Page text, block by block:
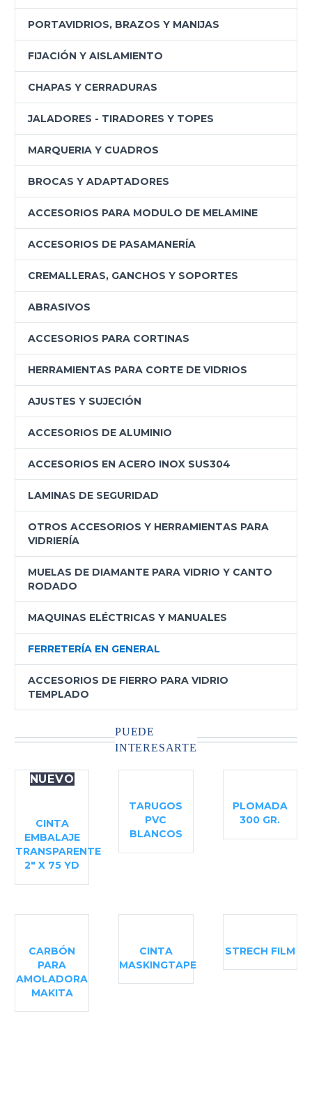
PORTAVIDRIOS, BRAZOS Y MANIJAS
FIJACIÓN Y AISLAMIENTO
CHAPAS Y CERRADURAS
JALADORES - TIRADORES Y TOPES
MARQUERIA Y CUADROS
BROCAS Y ADAPTADORES
ACCESORIOS PARA MODULO DE MELAMINE
ACCESORIOS DE PASAMANERÍA
CREMALLERAS, GANCHOS Y SOPORTES
ABRASIVOS
ACCESORIOS PARA CORTINAS
HERRAMIENTAS PARA CORTE DE VIDRIOS
AJUSTES Y SUJECIÓN
ACCESORIOS DE ALUMINIO
ACCESORIOS EN ACERO INOX SUS304
LAMINAS DE SEGURIDAD
OTROS ACCESORIOS Y HERRAMIENTAS PARA
VIDRIERÍA
MUELAS DE DIAMANTE PARA VIDRIO Y CANTO
RODADO
MAQUINAS ELÉCTRICAS Y MANUALES
FERRETERÍA EN GENERAL
ACCESORIOS DE FIERRO PARA VIDRIO
TEMPLADO
PUEDE
INTERESARTE
NUEVO
CINTA
EMBALAJE
TRANSPARENTE
2″ X 75 YD
TARUGOS
PVC
BLANCOS
PLOMADA
300 GR.
CARBÓN
PARA
AMOLADORA
MAKITA
CINTA
MASKINGTAPE
STRECH FILM